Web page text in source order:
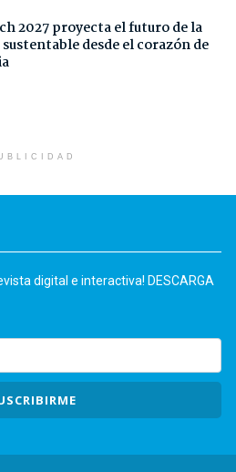
2027 proyecta el futuro de la
desde el corazón de
digital e interactiva! DESCARGA